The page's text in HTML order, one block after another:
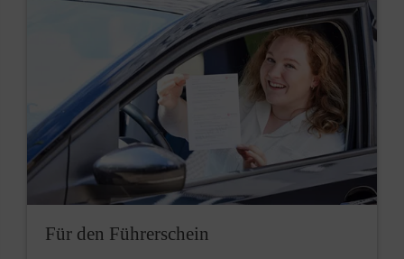
Für den Führerschein